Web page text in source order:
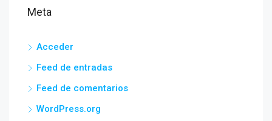
Meta
Acceder
Feed de entradas
Feed de comentarios
WordPress.org